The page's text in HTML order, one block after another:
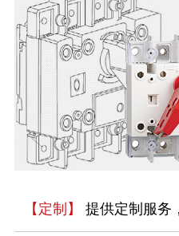
【定制】 提供定制服务